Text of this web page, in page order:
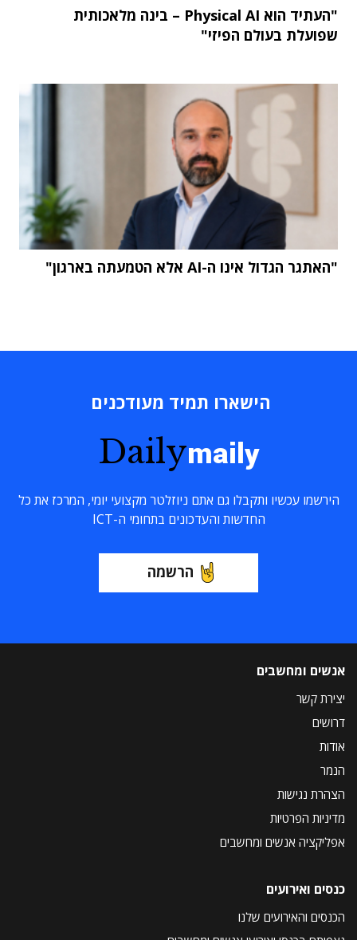
"העתיד הוא Physical AI – בינה מלאכותית
שפועלת בעולם הפיזי"
"האתגר הגדול אינו ה-AI אלא הטמעתה בארגון"
הישארו תמיד מעודכנים
Dailymaily
הירשמו עכשיו ותקבלו גם אתם ניוזלטר מקצועי יומי, המרכז את כל
החדשות והעדכונים בתחומי ה-ICT
הרשמה
אנשים ומחשבים
יצירת קשר
דרושים
אודות
הנמר
הצהרת נגישות
מדיניות הפרטיות
אפליקציה אנשים ומחשבים
כנסים ואירועים
הכנסים והאירועים שלנו